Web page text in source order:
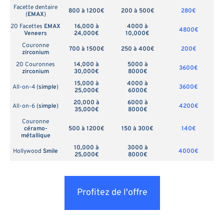
Facette dentaire
(EMAX) 800 à 1200€ 200 à 500€
280€
20 Facettes EMAX
Veneers
16,000 à
24,000€
4000 à
10,000€
4800€
Couronne
zirconium
700 à 1500€ 250 à 400€
200€
20 Couronnes
zirconium
14,000 à
30,000€
5000 à
8000€
3600€
All-on-4 (simple)
15,000 à
25,000€
4000 à
6000€
3600€
All-on-6 (simple)
20,000 à
35,000€
6000 à
8000€
4200€
Couronne
céramo-
métallique
500 à 1200€ 150 à 300€ 140€
Hollywood Smile
10,000 à
25,000€
3000 à
8000€
4000€
Profitez de l'offre